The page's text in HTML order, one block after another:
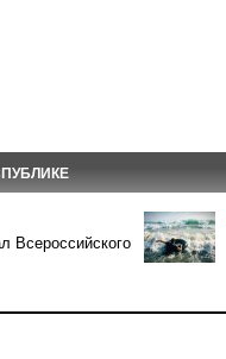
Всероссийского